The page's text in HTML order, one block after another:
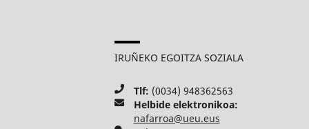
IRUÑEKO EGOITZA SOZIALA
Tlf: (0034) 948362563
Helbide elektronikoa:
nafarroa@ueu.eus